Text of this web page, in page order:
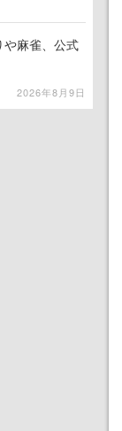
麻雀、公式
2026年8月9日